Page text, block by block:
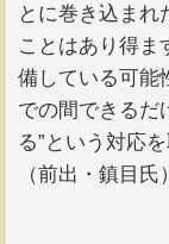
とに巻き込まれ
ことはあり得ま
備している可能
での間できるだ
る”という対応
（前出・鎮目氏）